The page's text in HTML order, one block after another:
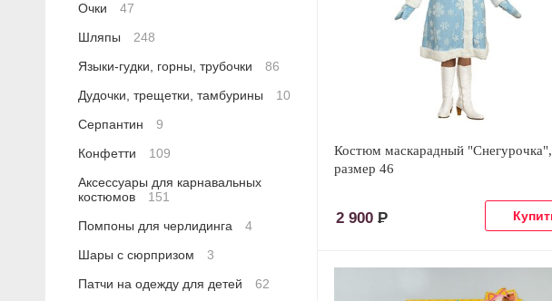
Костюм маскарадный "Снегурочка",
размер 46
2 900 Р
Очки
47
Шляпы
248
Языки-гудки, горны, трубочки
86
Дудочки, трещетки, тамбурины
10
Серпантин
9
Конфетти
109
Аксессуары для карнавальных
костюмов
151
Помпоны для черлидинга
4
Шары с сюрпризом
3
Патчи на одежду для детей
62